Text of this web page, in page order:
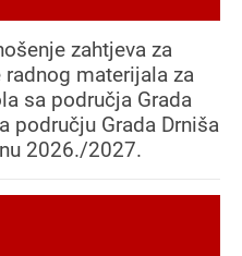
zahtjeva za
materijala za
sa područja Grada
području Grada Drniša
2026./2027.